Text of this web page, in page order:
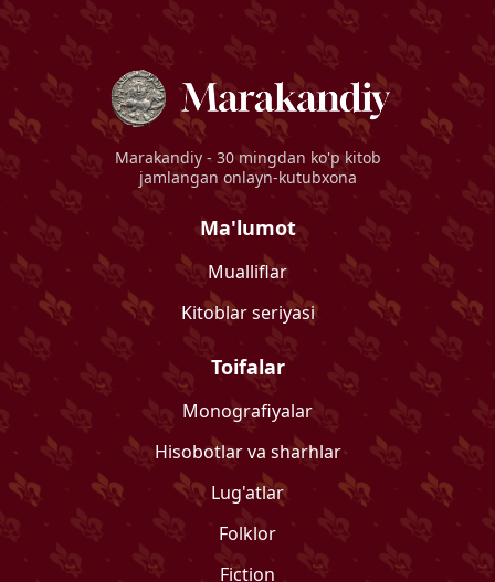
Marakandiy - 30 mingdan ko'p kitob
jamlangan onlayn-kutubxona
Ma'lumot
Mualliflar
Kitoblar seriyasi
Toifalar
Monografiyalar
Hisobotlar va sharhlar
Lug'atlar
Folklor
Fiction